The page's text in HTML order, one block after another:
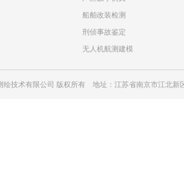
船舶改装检测
刑侦事故鉴定
无人机航测建模
绘技术有限公司 版权所有 地址：江苏省南京市江北